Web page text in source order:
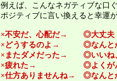
例えば、こんなネガティブな口
ポジティブに言い換えると幸運
×不安だ、心配だ→ ◎大丈夫
×どうするのよ→ ◎なんと
×またダメだった→ ◎いいね
×疲れた→ ◎よくがん
×仕方ありませんね→ ◎なんと